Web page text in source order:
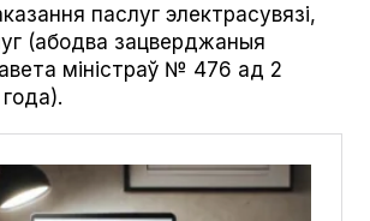
паслуг электрасувязі,
(абодва зацверджаныя
міністраў № 476 ад 2